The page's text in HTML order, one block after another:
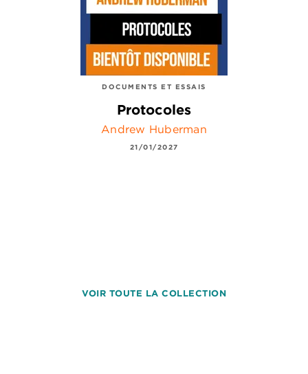
DOCUMENTS ET ESSAIS
Protocoles
Andrew Huberman
21/01/2027
VOIR TOUTE LA COLLECTION